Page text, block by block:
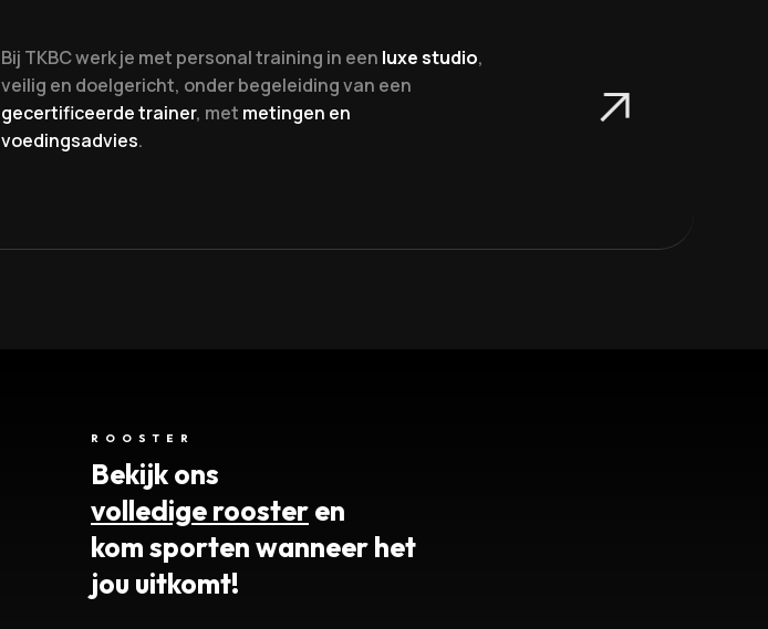
Bij TKBC werk je met personal training in een luxe studio,
veilig en doelgericht, onder begeleiding van een
gecertificeerde trainer, met metingen en
voedingsadvies.
ROOSTER
Bekijk ons
volledige roosteren
kom sporten wanneer het
jou uitkomt!